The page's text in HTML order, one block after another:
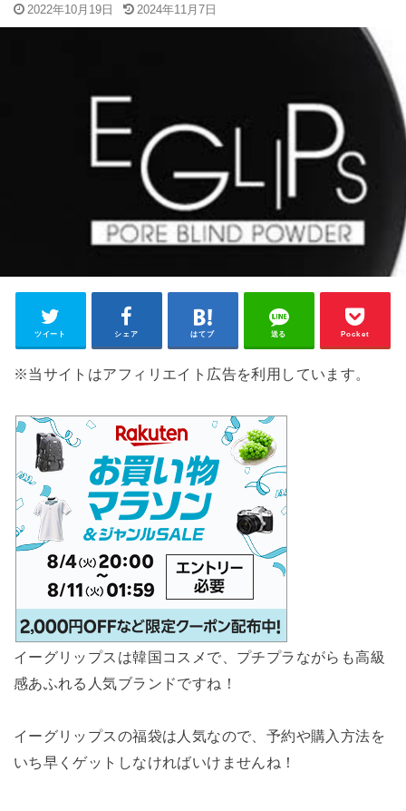
2022年10月19日 2024年11月7日
ツイート シェア はてブ 送る Pocket
※当サイトはアフィリエイト広告を利用しています。
イーグリップスは韓国コスメで、プチプラながらも高級
感あふれる人気ブランドですね！
イーグリップスの福袋は人気なので、予約や購入方法を
いち早くゲットしなければいけませんね！